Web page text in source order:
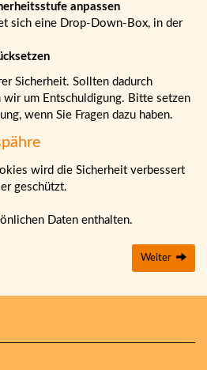
anpassen
sich eine Drop-Down-Box, in der
Sicherheit. Sollten dadurch
wir um Entschuldigung. Bitte setzen
wenn Sie Fragen dazu haben.
wird die Sicherheit verbessert
geschützt.
Daten enthalten.
Weiter